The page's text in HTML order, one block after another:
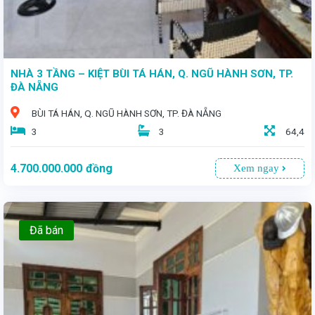
NHÀ 3 TẦNG – KIỆT BÙI TÁ HÁN, Q. NGŨ HÀNH SƠN, TP.
ĐÀ NẴNG
BÙI TÁ HÁN, Q. NGŨ HÀNH SƠN, TP. ĐÀ NẴNG
3
3 64,4
4.700.000.000 đồng Xem ngay
Đã bán